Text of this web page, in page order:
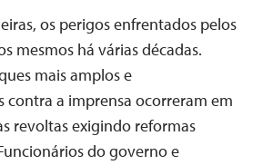
os perigos enfrentados pelos
mesmos há várias décadas.
mais amplos e
contra a imprensa ocorreram em
revoltas exigindo reformas
do governo e